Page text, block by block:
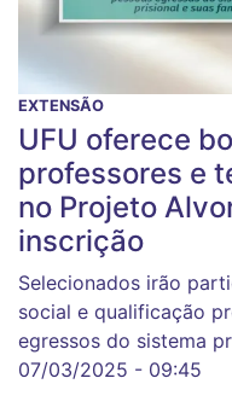
EXTENSÃO
UFU oferece
professores e
no Projeto
inscrição
Selecionados irão
social e qualificação
egressos do sistema
07/03/2025 - 09:45